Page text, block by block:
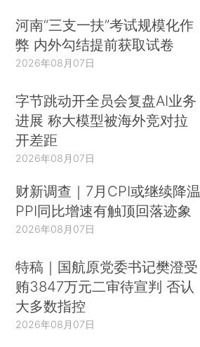
河南“三支一扶”考试规模化作
弊 内外勾结提前获取试卷
2026年08月07日
字节跳动开全员会复盘AI业务
进展 称大模型被海外竞对拉
开差距
2026年08月07日
财新调查｜7月CPI或继续降温
PPI同比增速有触顶回落迹象
2026年08月07日
特稿｜国航原党委书记樊澄受
贿3847万元二审待宣判 否认
大多数指控
2026年08月07日